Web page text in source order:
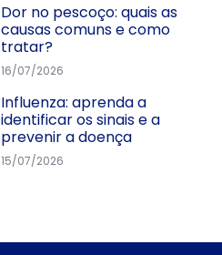
Dor no pescoço: quais as
causas comuns e como
tratar?
16/07/2026
Influenza: aprenda a
identificar os sinais e a
prevenir a doença
15/07/2026